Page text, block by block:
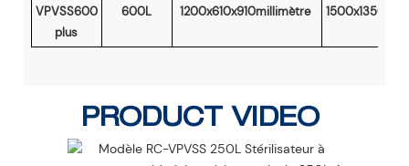
VPVSS600
plus
600L 1200x610x910millimètre
PRODUCT VIDEO